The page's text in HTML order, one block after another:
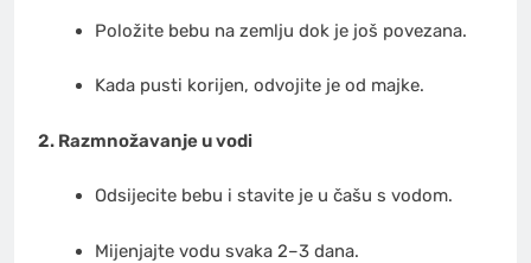
Položite bebu na zemlju dok je još povezana.
Kada pusti korijen, odvojite je od majke.
2. Razmnožavanje u vodi
Odsijecite bebu i stavite je u čašu s vodom.
Mijenjajte vodu svaka 2–3 dana.